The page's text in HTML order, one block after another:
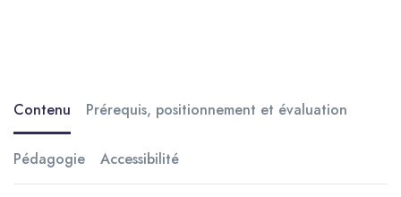
Contenu Prérequis, positionnement et évaluation
Pédagogie Accessibilité